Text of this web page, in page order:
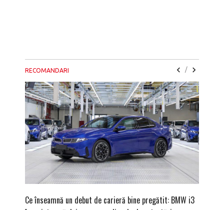
RECOMANDARI /
Ce înseamnă un debut de carieră bine pregătit: BMW i3